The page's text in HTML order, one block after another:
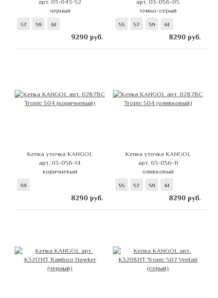
арт. 03-043-52
черный
57 59 61
9290 руб.
арт. 03-056-05
темно-серый
55 57 59 61
8290 руб.
Кепка уточка KANGOL
арт. 03-056-14
коричневый
59
8290 руб.
Кепка уточка KANGOL
арт. 03-056-11
оливковый
55 57 59 61
8290 руб.